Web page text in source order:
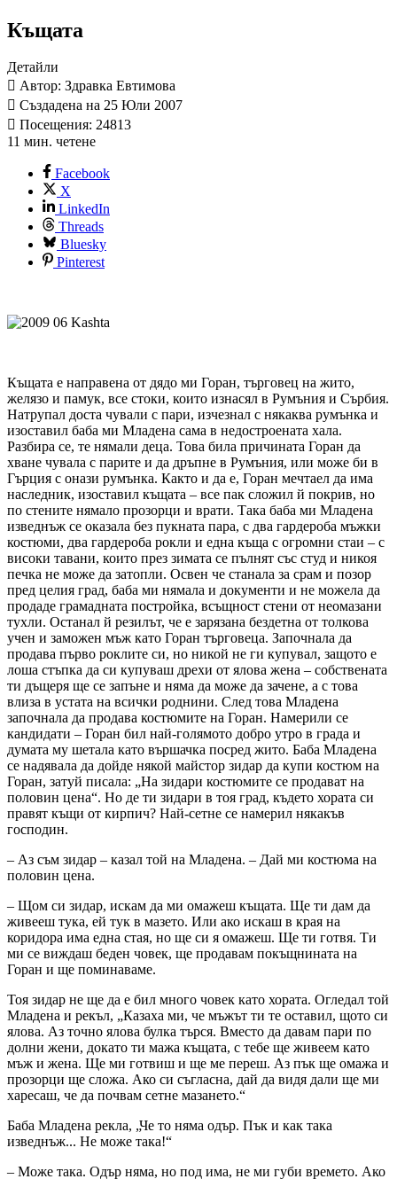
Къщата
Детайли
Автор: Здравка Евтимова
Създадена на 25 Юли 2007
Посещения: 24813
11 мин. четене
Facebook
X
LinkedIn
Threads
Bluesky
Pinterest
Къщата е направена от дядо ми Горан, търговец на жито,
желязо и памук, все стоки, които изнасял в Румъния и Сърбия.
Натрупал доста чували с пари, изчезнал с някаква румънка и
изоставил баба ми Младена сама в недостроената хала.
Разбира се, те нямали деца. Това била причината Горан да
хване чувала с парите и да дръпне в Румъния, или може би в
Гърция с онази румънка. Както и да е, Горан мечтаел да има
наследник, изоставил къщата – все пак сложил й покрив, но
по стените нямало прозорци и врати. Така баба ми Младена
изведнъж се оказала без пукната пара, с два гардероба мъжки
костюми, два гардероба рокли и една къща с огромни стаи – с
високи тавани, които през зимата се пълнят със студ и никоя
печка не може да затопли. Освен че станала за срам и позор
пред целия град, баба ми нямала и документи и не можела да
продаде грамадната постройка, всъщност стени от неомазани
тухли. Останал й резилът, че е зарязана бездетна от толкова
учен и заможен мъж като Горан търговеца. Започнала да
продава първо роклите си, но никой не ги купувал, защото е
лоша стъпка да си купуваш дрехи от ялова жена – собствената
ти дъщеря ще се запъне и няма да може да зачене, а с това
влиза в устата на всички роднини. След това Младена
започнала да продава костюмите на Горан. Намерили се
кандидати – Горан бил най-голямото добро утро в града и
думата му шетала като вършачка посред жито. Баба Младена
се надявала да дойде някой майстор зидар да купи костюм на
Горан, затуй писала: „На зидари костюмите се продават на
половин цена“. Но де ти зидари в тоя град, където хората си
правят къщи от кирпич? Най-сетне се намерил някакъв
господин.
– Аз съм зидар – казал той на Младена. – Дай ми костюма на
половин цена.
– Щом си зидар, искам да ми омажеш къщата. Ще ти дам да
живееш тука, ей тук в мазето. Или ако искаш в края на
коридора има една стая, но ще си я омажеш. Ще ти готвя. Ти
ми се виждаш беден човек, ще продавам покъщнината на
Горан и ще поминаваме.
Тоя зидар не ще да е бил много човек като хората. Огледал той
Младена и рекъл, „Казаха ми, че мъжът ти те оставил, щото си
ялова. Аз точно ялова булка търся. Вместо да давам пари по
долни жени, докато ти мажа къщата, с тебе ще живеем като
мъж и жена. Ще ми готвиш и ще ме переш. Аз пък ще омажа и
прозорци ще сложа. Ако си съгласна, дай да видя дали ще ми
харесаш, че да почвам сетне мазането.“
Баба Младена рекла, „Че то няма одър. Пък и как така
изведнъж... Не може така!“
– Може така. Одър няма, но под има, не ми губи времето. Ако